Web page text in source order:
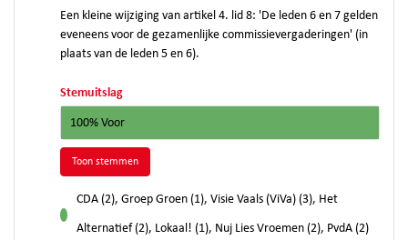
Een kleine wijziging van artikel 4. lid 8: 'De leden 6 en 7 gelden
eveneens voor de gezamenlijke commissievergaderingen' (in
plaats van de leden 5 en 6).
Stemuitslag
100% Voor
Toon stemmen
voor
CDA (2), Groep Groen (1), Visie Vaals (ViVa) (3), Het
Alternatief (2), Lokaal! (1), Nuj Lies Vroemen (2), PvdA (2)